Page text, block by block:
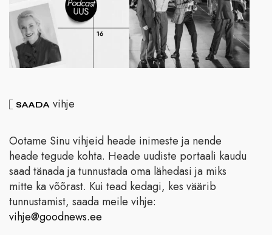
SAADA vihje
Ootame Sinu vihjeid heade inimeste ja nende
heade tegude kohta. Heade uudiste portaali kaudu
saad tänada ja tunnustada oma lähedasi ja miks
mitte ka võõrast. Kui tead kedagi, kes väärib
tunnustamist, saada meile vihje:
vihje@goodnews.ee